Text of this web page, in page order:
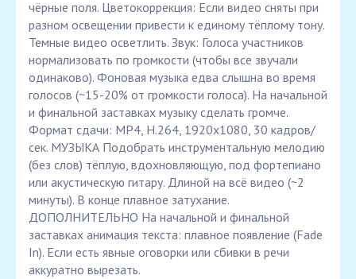
чёрные поля. Цветокоррекция: Если видео сняты при
разном освещении привести к единому тёплому тону.
Темные видео осветлить. Звук: Голоса участников
нормализовать по громкости (чтобы все звучали
одинаково). Фоновая музыка едва слышна во время
голосов (~15-20% от громкости голоса). На начальной
и финальной заставках музыку сделать громче.
Формат сдачи: MP4, H.264, 1920x1080, 30 кадров/
сек. МУЗЫКА Подобрать инструментальную мелодию
(без слов) тёплую, вдохновляющую, под фортепиано
или акустическую гитару. Длиной на всё видео (~2
минуты). В конце плавное затухание.
ДОПОЛНИТЕЛЬНО На начальной и финальной
заставках анимация текста: плавное появление (Fade
In). Если есть явные оговорки или сбивки в речи
аккуратно вырезать.